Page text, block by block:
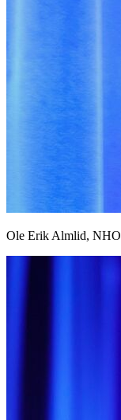
Ole Erik Almlid, NHO